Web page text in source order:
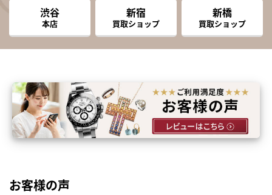
渋谷
本店
新宿
買取ショップ
新橋
買取ショップ
お客様の声